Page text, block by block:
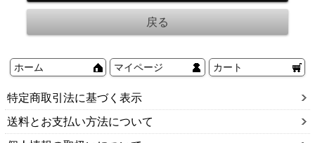
ホーム マイページ カート
特定商取引法に基づく表示
送料とお支払い方法について